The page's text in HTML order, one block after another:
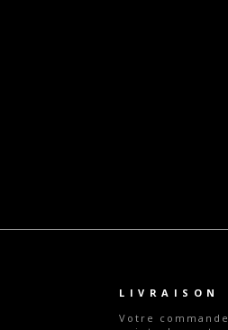
LIVRAISON
Votre commande